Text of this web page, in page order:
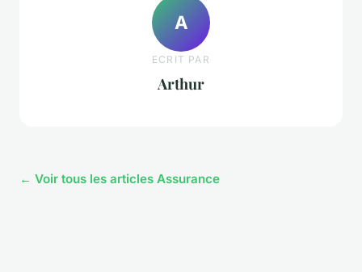
A
ECRIT PAR
Arthur
← Voir tous les articles Assurance